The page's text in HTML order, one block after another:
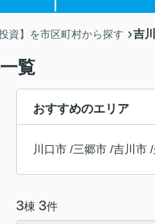
投資】を市区町村から探す 吉
覧
おすすめのエリア
川口市 /三郷市 /吉川市 /
3棟 3件